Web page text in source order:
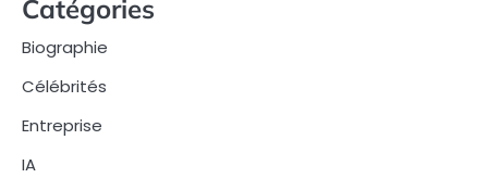
Catégories
Biographie
Célébrités
Entreprise
IA